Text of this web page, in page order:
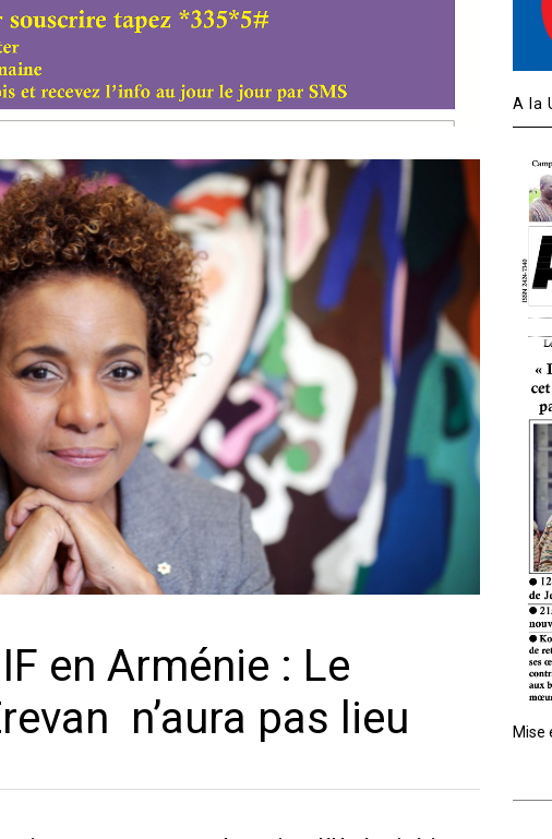
en Arménie : Le
n’aura pas lieu
A la
Mise